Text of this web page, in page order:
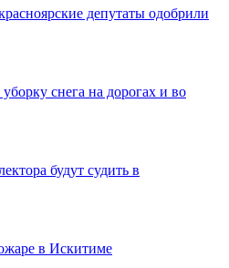
депутаты одобрили
снега на дорогах и во
будут судить в
в Искитиме